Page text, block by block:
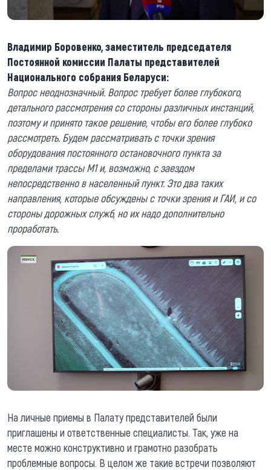
Владимир Боровенко, заместитель председателя
Постоянной комиссии Палаты представителей
Национального собрания Беларуси:
Вопрос неоднозначный. Вопрос требует более глубокого,
детального рассмотрения со стороны различных инстанций,
поэтому и принято такое решение, чтобы его более глубоко
рассмотреть. Будем рассматривать с точки зрения
оборудования постоянного остановочного пункта за
пределами трассы М1 и, возможно, с заездом
непосредственно в населенный пункт. Это два таких
направления, которые обсуждены с точки зрения и ГАИ, и со
стороны дорожных служб, но их надо дополнительно
проработать.
На личные приемы в Палату представителей были
приглашены и ответственные специалисты. Так, уже на
месте можно конструктивно и грамотно разобрать
проблемные вопросы. В целом же такие встречи позволяют